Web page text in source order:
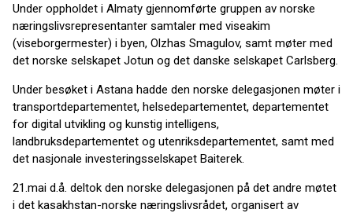
Under oppholdet i Almaty gjennomførte gruppen av norske
næringslivsrepresentanter samtaler med viseakim
(viseborgermester) i byen, Olzhas Smagulov, samt møter med
det norske selskapet Jotun og det danske selskapet Carlsberg.
Under besøket i Astana hadde den norske delegasjonen møter i
transportdepartementet, helsedepartementet, departementet
for digital utvikling og kunstig intelligens,
landbruksdepartementet og utenriksdepartementet, samt med
det nasjonale investeringsselskapet Baiterek.
21.mai d.å. deltok den norske delegasjonen på det andre møtet
i det kasakhstan-norske næringslivsrådet, organisert av